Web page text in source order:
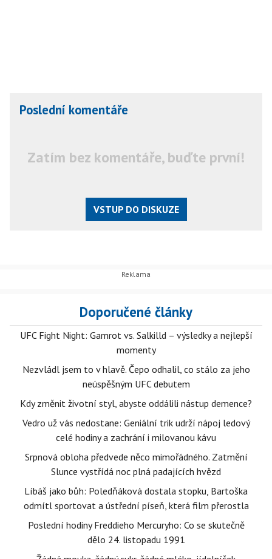
Poslední komentáře
Zatím bez komentáře, buďte první!
VSTUP DO DISKUZE
Doporučené články
UFC Fight Night: Gamrot vs. Salkilld – výsledky a nejlepší
momenty
Nezvládl jsem to v hlavě. Čepo odhalil, co stálo za jeho
neúspěšným UFC debutem
Kdy změnit životní styl, abyste oddálili nástup demence?
Vedro už vás nedostane: Geniální trik udrží nápoj ledový
celé hodiny a zachrání i milovanou kávu
Srpnová obloha předvede něco mimořádného. Zatmění
Slunce vystřídá noc plná padajících hvězd
Líbáš jako bůh: Poledňáková dostala stopku, Bartoška
odmítl sportovat a ústřední píseň, která film přerostla
Poslední hodiny Freddieho Mercuryho: Co se skutečně
dělo 24. listopadu 1991